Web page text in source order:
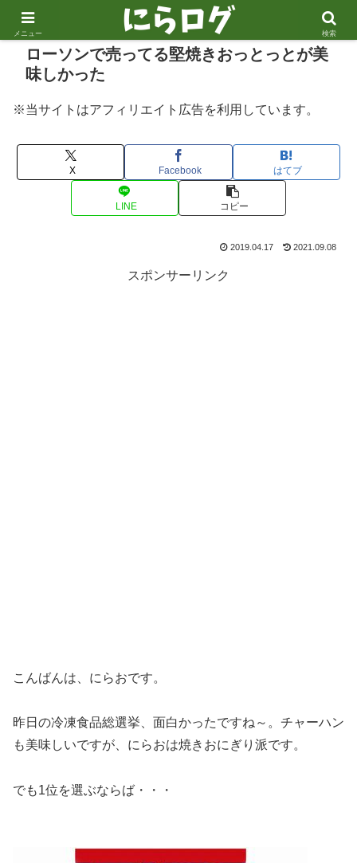
ローソンで売ってる堅焼きおっとっとが美
味しかった
※当サイトはアフィリエイト広告を利用しています。
X Facebook はてブ
LINE コピー
2019.04.17 2021.09.08
スポンサーリンク
こんばんは、にらおです。
昨日の冷凍食品総選挙、面白かったですね～。チャーハン
も美味しいですが、にらおは焼きおにぎり派です。
でも1位を選ぶならば・・・
メニュー 検索